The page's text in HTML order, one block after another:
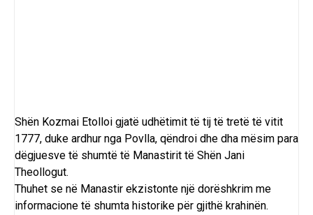
Shën Kozmai Etolloi gjatë udhëtimit të tij të tretë të vitit
1777, duke ardhur nga Povlla, qëndroi dhe dha mësim para
dëgjuesve të shumtë të Manastirit të Shën Jani
Theollogut.
Thuhet se në Manastir ekzistonte një dorëshkrim me
informacione të shumta historike për gjithë krahinën.